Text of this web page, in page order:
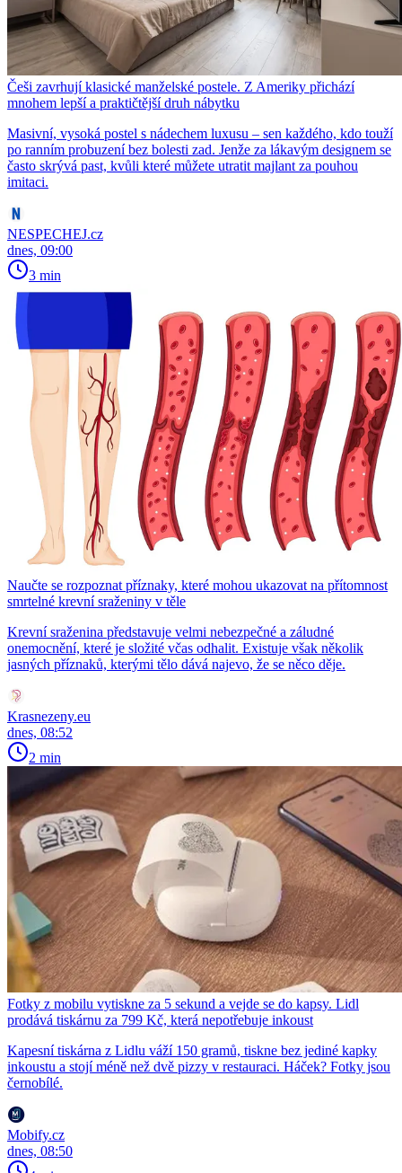
Češi zavrhují klasické manželské postele. Z Ameriky přichází
mnohem lepší a praktičtější druh nábytku
Masivní, vysoká postel s nádechem luxusu – sen každého, kdo touží
po ranním probuzení bez bolesti zad. Jenže za lákavým designem se
často skrývá past, kvůli které můžete utratit majlant za pouhou
imitaci.
NESPECHEJ.cz
dnes, 09:00
3 min
Naučte se rozpoznat příznaky, které mohou ukazovat na přítomnost
smrtelné krevní sraženiny v těle
Krevní sraženina představuje velmi nebezpečné a záludné
onemocnění, které je složité včas odhalit. Existuje však několik
jasných příznaků, kterými tělo dává najevo, že se něco děje.
Krasnezeny.eu
dnes, 08:52
2 min
Fotky z mobilu vytiskne za 5 sekund a vejde se do kapsy. Lidl
prodává tiskárnu za 799 Kč, která nepotřebuje inkoust
Kapesní tiskárna z Lidlu váží 150 gramů, tiskne bez jediné kapky
inkoustu a stojí méně než dvě pizzy v restauraci. Háček? Fotky jsou
černobílé.
Mobify.cz
dnes, 08:50